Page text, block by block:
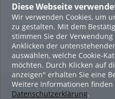
Diese Webseite
Wir verwenden Cookies, um
zu gestalten. Mit dem
stimmen Sie der Verwendung
Anklicken der
auswählen, welche Cookie-
möchten. Durch Klicken auf
anzeigen" erhalten Sie eine
Weitere Informationen
Datenschutzerklärung.
Featured
Beliebtheit
Legal Info